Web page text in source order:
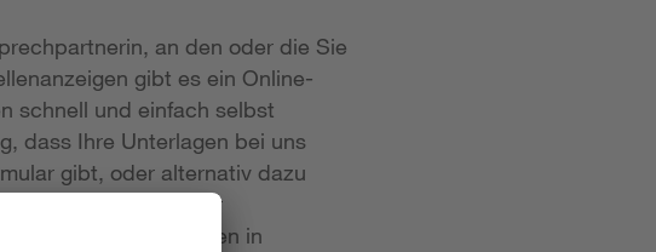
an den oder die Sie
gibt es ein Online-
schnell und einfach selbst
dass Ihre Unterlagen bei uns
gibt, oder alternativ dazu
Adresse ist in der
auch Bewerbungen in